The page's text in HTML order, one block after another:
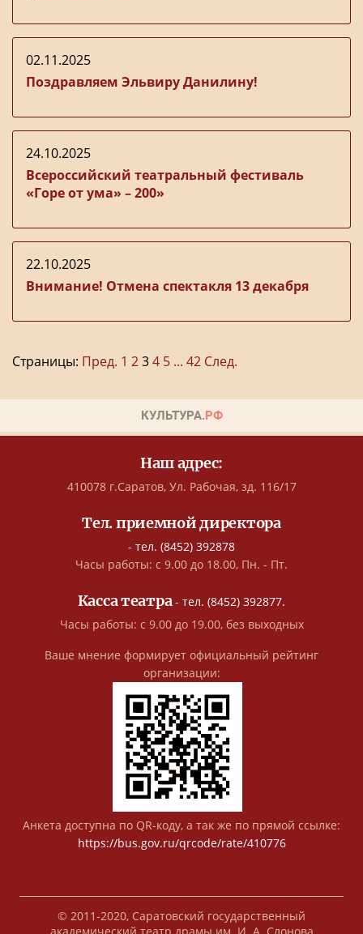
02.11.2025
Поздравляем Эльвиру Данилину!
24.10.2025
Всероссийский театральный фестиваль
«Горе от ума» – 200»
22.10.2025
Внимание! Отмена спектакля 13 декабря
Страницы: Пред. 1 234 5 ... 42 След.
Наш адрес:
410078 г.Саратов, Ул. Рабочая, зд. 116/17
Тел. приемной директора
- тел. (8452) 392878
Часы работы: с 9.00 до 18.00, Пн. - Пт.
Касса театра- тел. (8452) 392877.
Часы работы: с 9.00 до 19.00, без выходных
Ваше мнение формирует официальный рейтинг
организации:
Анкета доступна по QR-коду, а так же по прямой ссылке:
https://bus.gov.ru/qrcode/rate/410776
© 2011-2020, Саратовский государственный